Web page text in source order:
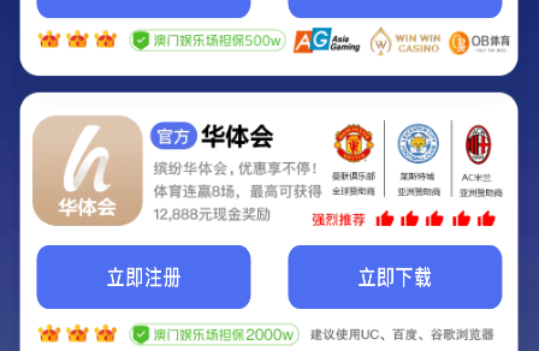
Hey Guys!
我们即将上线啦...
我们的网站正在建设.
它将是非常棒的网站.